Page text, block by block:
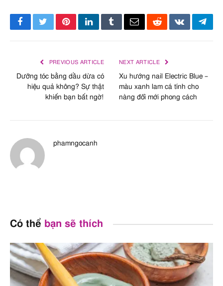
FacebookTwitterPinterestLinkedInTumblrEmailRedditVKontakte
PREVIOUS ARTICLE
Dưỡng tóc bằng dầu dừa có
hiệu quả không? Sự thật
khiến bạn bất ngờ!
NEXT ARTICLE
Xu hướng nail Electric Blue –
màu xanh lam cá tính cho
nàng đổi mới phong cách
phamngocanh
Có thể bạn sẽ thích